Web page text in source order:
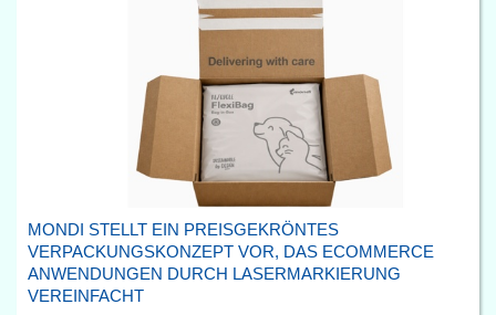
MONDI STELLT EIN PREISGEKRÖNTES
VERPACKUNGSKONZEPT VOR, DAS ECOMMERCE
ANWENDUNGEN DURCH LASERMARKIERUNG
VEREINFACHT